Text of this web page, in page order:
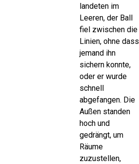
landeten im
Leeren, der Ball
fiel zwischen die
Linien, ohne dass
jemand ihn
sichern konnte,
oder er wurde
schnell
abgefangen. Die
Außen standen
hoch und
gedrängt, um
Räume
zuzustellen,